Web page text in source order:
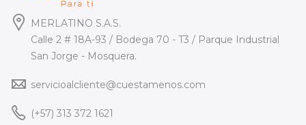
MERLATINO S.A.S.
Calle 2 # 18A-93 / Bodega 70 - T3 / Parque Industrial
San Jorge - Mosquera.
servicioalcliente@cuestamenos.com
(+57) 313 372 1621